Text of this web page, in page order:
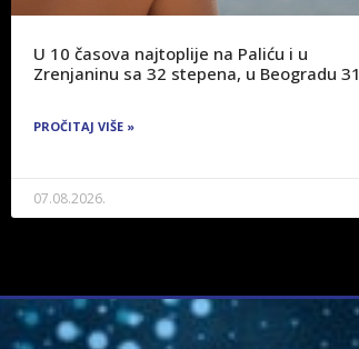
U 10 časova najtoplije na Paliću i u
Zrenjaninu sa 32 stepena, u Beogradu 31
PROČITAJ VIŠE »
07.08.2026.